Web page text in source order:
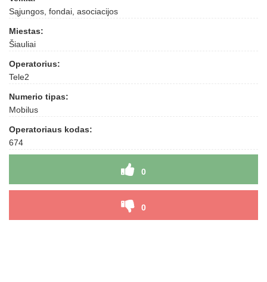
Sąjungos, fondai, asociacijos
Miestas:
Šiauliai
Operatorius:
Tele2
Numerio tipas:
Mobilus
Operatoriaus kodas:
674
0
0